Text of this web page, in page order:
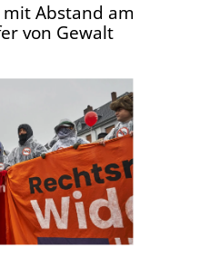
Abstand am
von Gewalt